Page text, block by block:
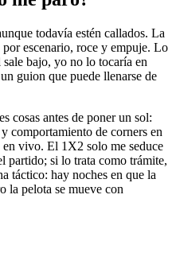
todavía estén callados. La
escenario, roce y empuje. Lo
bajo, yo no lo tocaría en
guion que puede llenarse de
cosas antes de poner un sol:
comportamiento de corners en
vivo. El 1X2 solo me seduce
partido; si lo trata como trámite,
táctico: hay noches en que la
la pelota se mueve con